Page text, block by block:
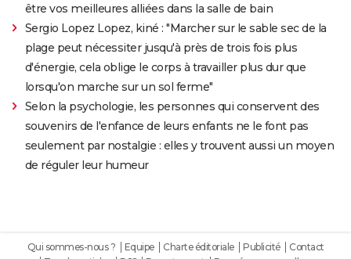
être vos meilleures alliées dans la salle de bain
Sergio Lopez Lopez, kiné : "Marcher sur le sable sec de la
plage peut nécessiter jusqu'à près de trois fois plus
d'énergie, cela oblige le corps à travailler plus dur que
lorsqu'on marche sur un sol ferme"
Selon la psychologie, les personnes qui conservent des
souvenirs de l'enfance de leurs enfants ne le font pas
seulement par nostalgie : elles y trouvent aussi un moyen
de réguler leur humeur
Qui sommes-nous ? Equipe Charte éditoriale Publicité
Contact